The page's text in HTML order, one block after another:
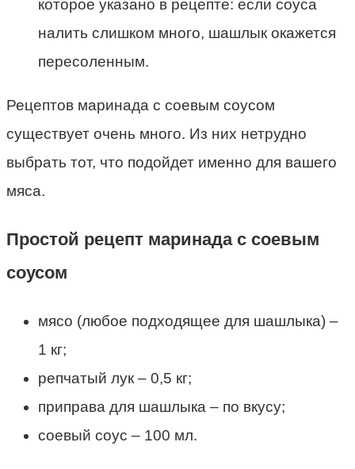
которое указано в рецепте: если соуса
налить слишком много, шашлык окажется
пересоленным.
Рецептов маринада с соевым соусом
существует очень много. Из них нетрудно
выбрать тот, что подойдет именно для вашего
мяса.
Простой рецепт маринада с соевым
соусом
мясо (любое подходящее для шашлыка) –
1 кг;
репчатый лук – 0,5 кг;
приправа для шашлыка – по вкусу;
соевый соус – 100 мл.